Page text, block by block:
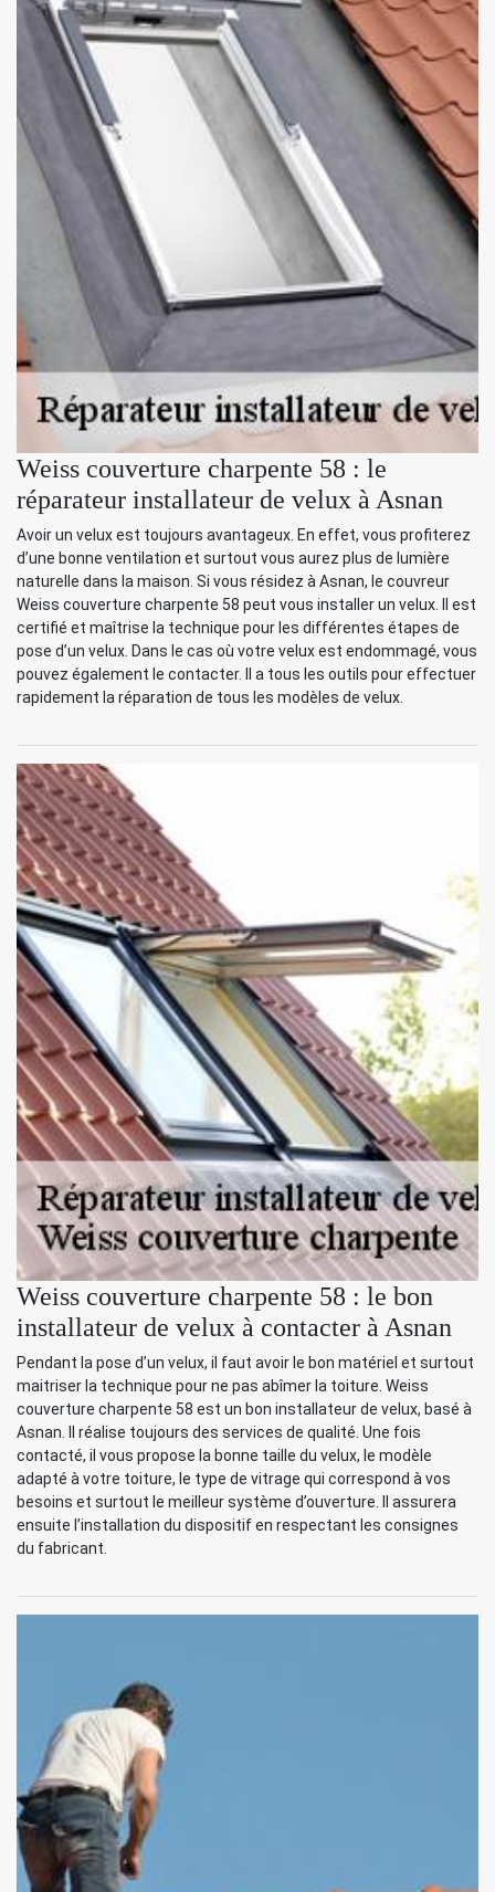
Weiss couverture charpente 58 : le
réparateur installateur de velux à Asnan
Avoir un velux est toujours avantageux. En effet, vous profiterez
d’une bonne ventilation et surtout vous aurez plus de lumière
naturelle dans la maison. Si vous résidez à Asnan, le couvreur
Weiss couverture charpente 58 peut vous installer un velux. Il est
certifié et maîtrise la technique pour les différentes étapes de
pose d’un velux. Dans le cas où votre velux est endommagé, vous
pouvez également le contacter. Il a tous les outils pour effectuer
rapidement la réparation de tous les modèles de velux.
Weiss couverture charpente 58 : le bon
installateur de velux à contacter à Asnan
Pendant la pose d’un velux, il faut avoir le bon matériel et surtout
maitriser la technique pour ne pas abîmer la toiture. Weiss
couverture charpente 58 est un bon installateur de velux, basé à
Asnan. Il réalise toujours des services de qualité. Une fois
contacté, il vous propose la bonne taille du velux, le modèle
adapté à votre toiture, le type de vitrage qui correspond à vos
besoins et surtout le meilleur système d’ouverture. Il assurera
ensuite l’installation du dispositif en respectant les consignes
du fabricant.